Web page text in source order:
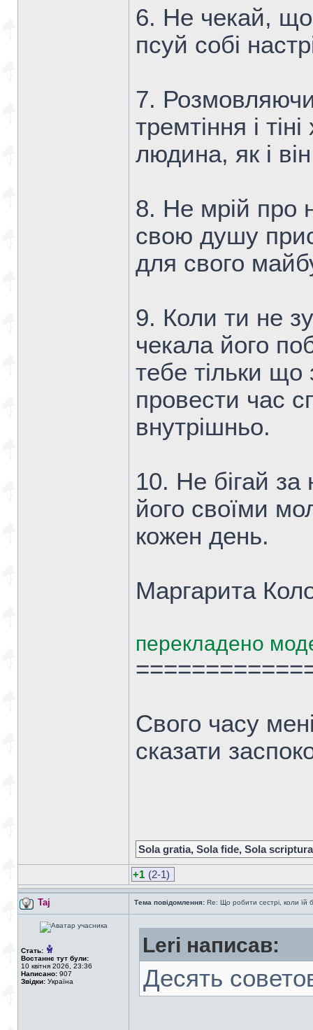
6. Не чекай, що
псуй собі
7.
тремтіння і
людина, як і
8. Не мрій про
свою душу
для свого
9. Коли ти не
чекала його
тебе тільки
провести час
внутрішньо.
10. Не бігай за
його своїми
кожен день.
Маргарита
перекладено
Свого часу
сказати
Sola gratia, Sola fide, Sola scriptura
+1 (2-1)
Taj Тема повідомлення: Re: Що робити сестрі, коли їй
Стать:
Востаннє тут були:
10 квітня 2026, 23:36
Написано: 907
Звідки: Україна
Leri написав:
Десять